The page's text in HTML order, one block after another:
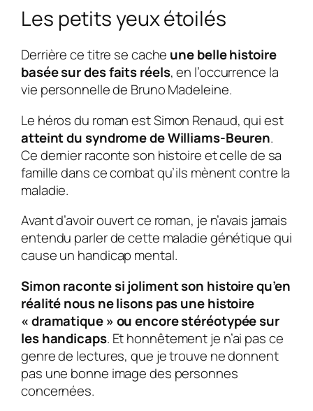
Les petits yeux étoilés
Derrière ce titre se cache une belle histoire
basée sur des faits réels, en l’occurrence la
vie personnelle de Bruno Madeleine.
Le héros du roman estSimon Renaud, qui est
atteint du syndrome de Williams-Beuren.
Ce dernier raconte son histoire et celle de sa
famille dans ce combat qu’ils mènent contre la
maladie.
Avant d’avoir ouvert ce roman, je n’avais jamais
entendu parler de cette maladie génétique qui
cause un handicap mental.
Simon raconte si joliment son histoire qu’en
réalité nous ne lisons pas une histoire
« dramatique » ou encore stéréotypée sur
les handicaps. Et honnêtement je n’ai pas ce
genre de lectures, que je trouve ne donnent
pas une bonne image des personnes
concernées.